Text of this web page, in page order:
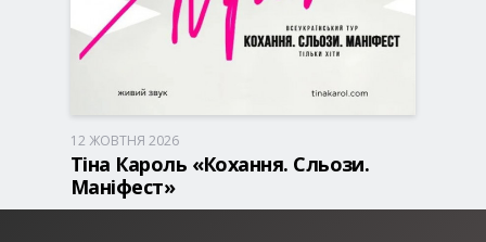
Дніпровський Академічний Театр
Опери та балету
12 ЖОВТНЯ 2026
Тіна Кароль «Кохання. Сльози.
Маніфест»